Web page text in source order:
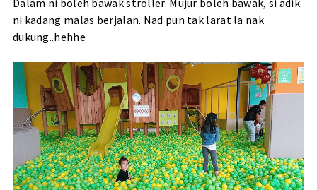
ni kadang malas berjalan. Nad pun tak larat la nak
dukung..hehhe